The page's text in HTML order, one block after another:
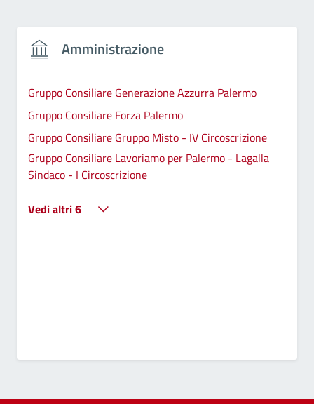
Amministrazione
Gruppo Consiliare Generazione Azzurra Palermo
Gruppo Consiliare Forza Palermo
Gruppo Consiliare Gruppo Misto - IV Circoscrizione
Gruppo Consiliare Lavoriamo per Palermo - Lagalla
Sindaco - I Circoscrizione
Vedi altri 6